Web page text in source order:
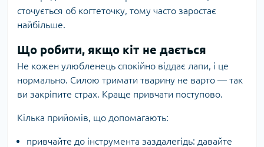
сточується об когтеточку, тому часто заростає
найбільше.
Що робити, якщо кіт не дається
Не кожен улюбленець спокійно віддає лапи, і це
нормально. Силою тримати тварину не варто — так
ви закріпите страх. Краще привчати поступово.
Кілька прийомів, що допомагають:
привчайте до інструмента заздалегідь: давайте